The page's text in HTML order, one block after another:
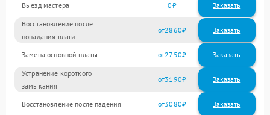
Выезд мастера 0 Заказать
Восстановление после
попадания влаги
2860
Замена основной платы 2750
Устранение короткого
замыкания
3190
Восстановление после падения 3080